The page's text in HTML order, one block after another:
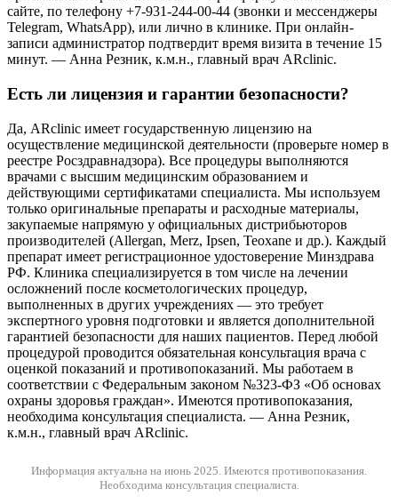
сайте, по телефону +7-931-244-00-44 (звонки и мессенджеры
Telegram, WhatsApp), или лично в клинике. При онлайн-
записи администратор подтвердит время визита в течение 15
минут. — Анна Резник, к.м.н., главный врач ARclinic.
Есть ли лицензия и гарантии безопасности?
Да, ARclinic имеет государственную лицензию на
осуществление медицинской деятельности (проверьте номер в
реестре Росздравнадзора). Все процедуры выполняются
врачами с высшим медицинским образованием и
действующими сертификатами специалиста. Мы используем
только оригинальные препараты и расходные материалы,
закупаемые напрямую у официальных дистрибьюторов
производителей (Allergan, Merz, Ipsen, Teoxane и др.). Каждый
препарат имеет регистрационное удостоверение Минздрава
РФ. Клиника специализируется в том числе на лечении
осложнений после косметологических процедур,
выполненных в других учреждениях — это требует
экспертного уровня подготовки и является дополнительной
гарантией безопасности для наших пациентов. Перед любой
процедурой проводится обязательная консультация врача с
оценкой показаний и противопоказаний. Мы работаем в
соответствии с Федеральным законом №323-ФЗ «Об основах
охраны здоровья граждан». Имеются противопоказания,
необходима консультация специалиста. — Анна Резник,
к.м.н., главный врач ARclinic.
Информация актуальна на июнь 2025. Имеются противопоказания.
Необходима консультация специалиста.